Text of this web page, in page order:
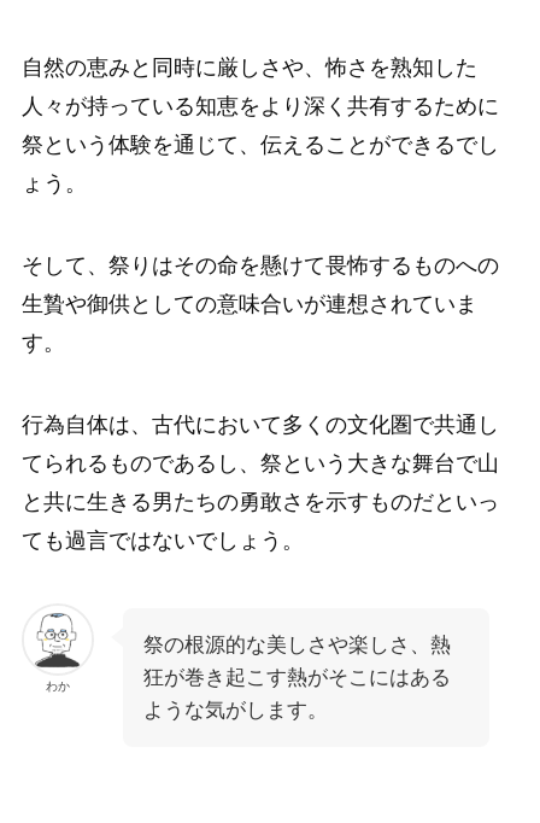
自然の恵みと同時に厳しさや、怖さを熟知した
人々が持っている知恵をより深く共有するために
祭という体験を通じて、伝えることができるでし
ょう。
そして、祭りはその命を懸けて畏怖するものへの
生贄や御供としての意味合いが連想されていま
す。
行為自体は、古代において多くの文化圏で共通し
てられるものであるし、祭という大きな舞台で山
と共に生きる男たちの勇敢さを示すものだといっ
ても過言ではないでしょう。
わか
祭の根源的な美しさや楽しさ、熱
狂が巻き起こす熱がそこにはある
ような気がします。